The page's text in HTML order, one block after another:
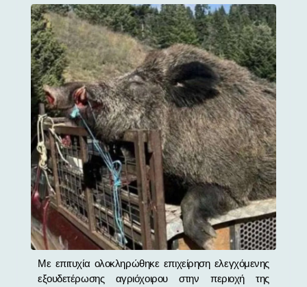
Με επιτυχία ολοκληρώθηκε επιχείρηση ελεγχόμενης
εξουδετέρωσης αγριόχοιρου στην περιοχή της